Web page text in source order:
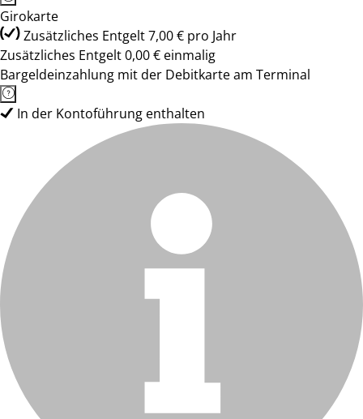
Girokarte
Zusätzliches Entgelt 7,00 € pro Jahr
Zusätzliches Entgelt 0,00 € einmalig
Bargeldeinzahlung mit der Debitkarte am Terminal
In der Kontoführung enthalten